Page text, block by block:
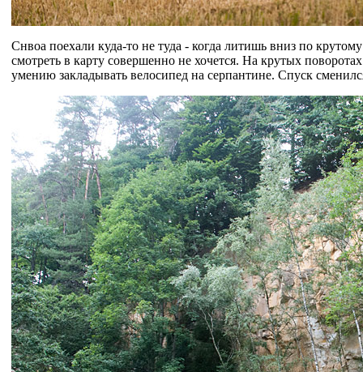
Снвоа поехали куда-то не туда - когда литишь вниз по
смотреть в карту совершенно не хочется. На крутых
умению закладывать велосипед на серпантине. Спуск